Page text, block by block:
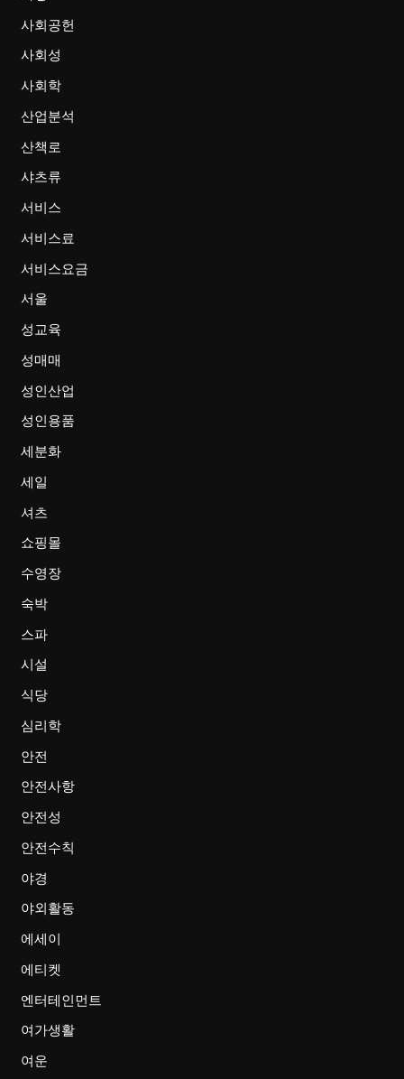
사회공헌
사회성
사회학
산업분석
산책로
샤츠류
서비스
서비스료
서비스요금
서울
성교육
성매매
성인산업
성인용품
세분화
세일
셔츠
쇼핑몰
수영장
숙박
스파
시설
식당
심리학
안전
안전사항
안전성
안전수칙
야경
야외활동
에세이
에티켓
엔터테인먼트
여가생활
여운